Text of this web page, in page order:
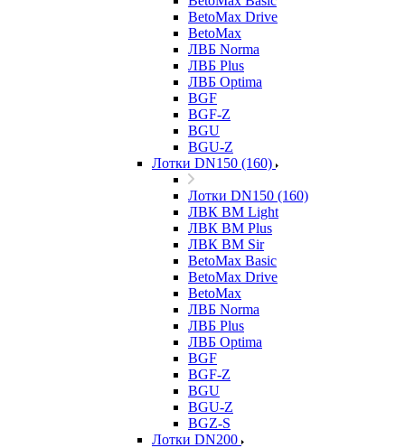
BetoMax Drive
BetoMax
ЛВБ Norma
ЛВБ Plus
ЛВБ Optima
BGF
BGF-Z
BGU
BGU-Z
Лотки DN150 (160)
Лотки DN150 (160)
ЛВК ВМ Light
ЛВК ВМ Plus
ЛВК ВМ Sir
BetoMax Basic
BetoMax Drive
BetoMax
ЛВБ Norma
ЛВБ Plus
ЛВБ Optima
BGF
BGF-Z
BGU
BGU-Z
BGZ-S
Лотки DN200